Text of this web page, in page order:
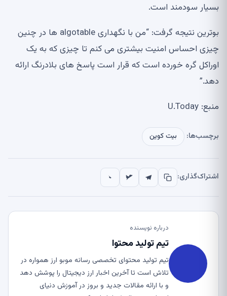
بسیار سودمند است.
بوترین نتیجه گرفت: “من با نگهداری algotable ها در چنین
چیزی احساس امنیت بیشتری می کنم تا چیزی که به یک
اوراکل گره خورده است که قرار است پاسخ های بلادرنگ ارائه
دهد.”
منبع: U.Today
برچسب‌ها: بیت کوین
اشتراک‌گذاری:
درباره نویسنده
تیم تولید محتوا
تیم تولید محتوای تخصصی رسانه موبو ارز همواره در
تلاش است تا آخرین اخبار ارز دیجیتال را پوشش دهد
و با ارائه مقالات جدید و بروز در آموزش دنیای